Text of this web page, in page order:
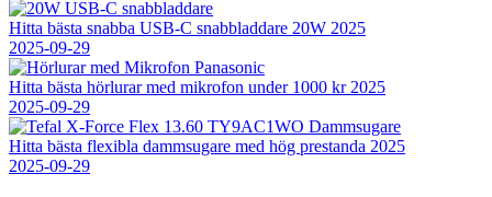
Hitta bästa snabba USB-C snabbladdare 20W 2025
2025-09-29
Hitta bästa hörlurar med mikrofon under 1000 kr 2025
2025-09-29
Hitta bästa flexibla dammsugare med hög prestanda 2025
2025-09-29